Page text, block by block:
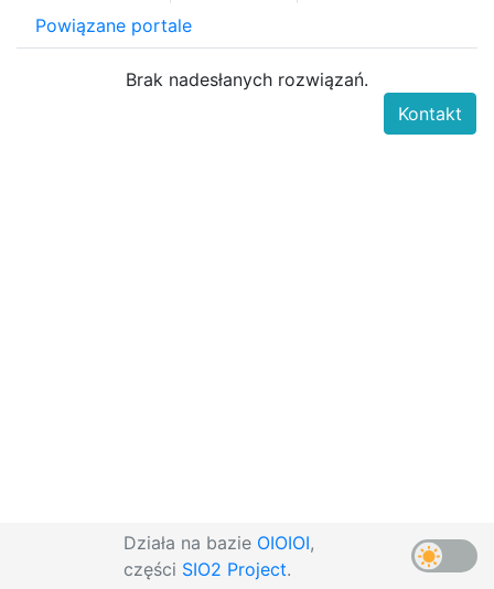
Powiązane portale
Brak nadesłanych rozwiązań.
Działa na bazie OIOIOI,
części SIO2 Project.
Kontakt